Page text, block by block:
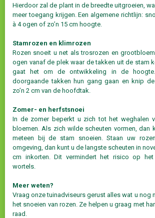
Hierdoor zal de plant in de breedte uitgroeien,
meer toegang krijgen. Een algemene richtlijn:
à 4 ogen of zo’n 15 cm hoogte.
Stamrozen en klimrozen
Rozen snoeit u net als trosrozen en
ogen vanaf de plek waar de takken uit de stam
gaat het om de ontwikkeling in de
doorgaande takken hun gang gaan en knip
zo’n 2 cm van de hoofdtak.
Zomer- en herfstsnoei
In de zomer beperkt u zich tot het weghalen
bloemen. Als zich wilde scheuten vormen, dan
meteen bij de stam snoeien. Staan uw
omgeving, dan kunt u de langste scheuten in
cm inkorten. Dit vermindert het risico op
wortels.
Meer weten?
Vraag onze tuinadviseurs gerust alles wat u nog
het snoeien van rozen. Ze helpen u graag met
raad.